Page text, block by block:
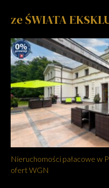
ze ŚWIATA
Nieruchomości pałacowe w
ofert WGN